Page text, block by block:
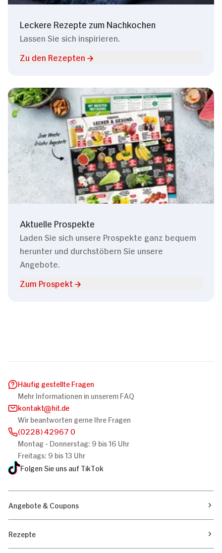
Leckere Rezepte zum Nachkochen
Lassen Sie sich inspirieren.
Zu den Rezepten
Aktuelle Prospekte
Laden Sie sich unsere Prospekte ganz bequem
herunter und durchstöbern Sie unsere
Angebote.
Zum Prospekt
Häufig gestellte Fragen
Mehr Informationen in unserem FAQ
kontakt
hit.de
Wir beantworten gerne Ihre Fragen
(0228) 42967 0
Montag - Donnerstag: 9 bis 16 Uhr
Freitags: 9 bis 13 Uhr
Folgen Sie uns auf TikTok
Angebote & Coupons
Rezepte